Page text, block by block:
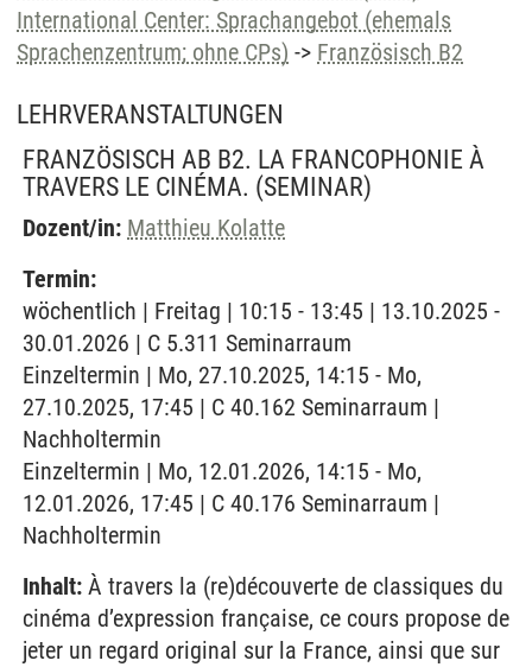
International Center: Sprachangebot (ehemals
Sprachenzentrum; ohne CPs) -> Französisch B2
LEHRVERANSTALTUNGEN
FRANZÖSISCH AB B2. LA FRANCOPHONIE À
TRAVERS LE CINÉMA. (SEMINAR)
Dozent/in: Matthieu Kolatte
Termin:
wöchentlich | Freitag | 10:15 - 13:45 | 13.10.2025 -
30.01.2026 | C 5.311 Seminarraum
Einzeltermin | Mo, 27.10.2025, 14:15 - Mo,
27.10.2025, 17:45 | C 40.162 Seminarraum |
Nachholtermin
Einzeltermin | Mo, 12.01.2026, 14:15 - Mo,
12.01.2026, 17:45 | C 40.176 Seminarraum |
Nachholtermin
Inhalt: À travers la (re)découverte de classiques du
cinéma d’expression française, ce cours propose de
jeter un regard original sur la France, ainsi que sur